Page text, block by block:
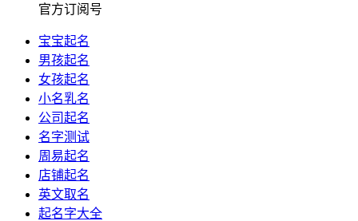
官方订阅号
宝宝起名
男孩起名
女孩起名
小名乳名
公司起名
名字测试
周易起名
店铺起名
英文取名
起名字大全